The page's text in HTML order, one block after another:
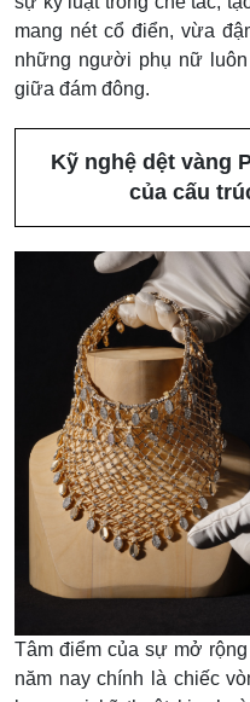
mang nét cổ điển, vừa
những người phụ nữ
giữa đám đông.
Kỹ nghệ dệt vàng
của cấu
Tâm điểm của sự mở
năm nay chính là chiếc